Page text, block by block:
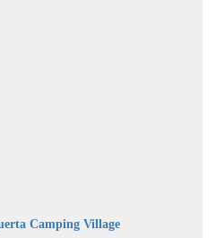
Camping Village